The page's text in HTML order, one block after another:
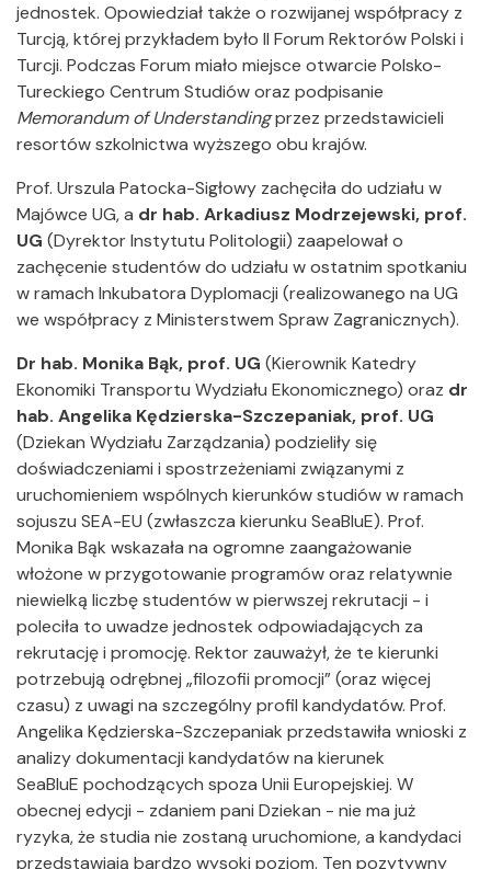
jednostek. Opowiedział także o rozwijanej współpracy z
Turcją, której przykładem było II Forum Rektorów Polski i
Turcji. Podczas Forum miało miejsce otwarcie Polsko-
Tureckiego Centrum Studiów oraz podpisanie
Memorandum of Understandingprzez przedstawicieli
resortów szkolnictwa wyższego obu krajów.
Prof. Urszula Patocka-Sigłowy zachęciła do udziału w
Majówce UG, a dr hab. Arkadiusz Modrzejewski, prof.
UG (Dyrektor Instytutu Politologii) zaapelował o
zachęcenie studentów do udziału w ostatnim spotkaniu
w ramach Inkubatora Dyplomacji (realizowanego na UG
we współpracy z Ministerstwem Spraw Zagranicznych).
Dr hab. Monika Bąk, prof. UG (Kierownik Katedry
Ekonomiki Transportu Wydziału Ekonomicznego) oraz dr
hab. Angelika Kędzierska-Szczepaniak, prof. UG
(Dziekan Wydziału Zarządzania) podzieliły się
doświadczeniami i spostrzeżeniami związanymi z
uruchomieniem wspólnych kierunków studiów w ramach
sojuszu SEA-EU (zwłaszcza kierunku SeaBluE). Prof.
Monika Bąk wskazała na ogromne zaangażowanie
włożone w przygotowanie programów oraz relatywnie
niewielką liczbę studentów w pierwszej rekrutacji - i
poleciła to uwadze jednostek odpowiadających za
rekrutację i promocję. Rektor zauważył, że te kierunki
potrzebują odrębnej „filozofii promocji” (oraz więcej
czasu) z uwagi na szczególny profil kandydatów. Prof.
Angelika Kędzierska-Szczepaniak przedstawiła wnioski z
analizy dokumentacji kandydatów na kierunek
SeaBluE pochodzących spoza Unii Europejskiej. W
obecnej edycji - zdaniem pani Dziekan - nie ma już
ryzyka, że studia nie zostaną uruchomione, a kandydaci
przedstawiają bardzo wysoki poziom. Ten pozytywny